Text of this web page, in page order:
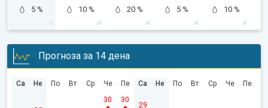
5 %
10 %
20 %
5 %
10 %
Прогноза за 14 дена
Са Не По Вт Ср Че
30
Пе
30
Са
29
Не По Вт Ср Че Пе